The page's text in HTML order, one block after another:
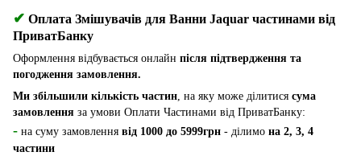
✔ Оплата Змішувачів для Ванни Jaquar частинами від
ПриватБанку
Оформлення відбувається онлайн після підтвердження та
погодження замовлення.
Ми збільшили кількість частин, на яку може ділитися сума
замовлення за умови Оплати Частинами від ПриватБанку:
- на суму замовлення від 1000 до 5999грн - ділимо на 2, 3, 4
частини